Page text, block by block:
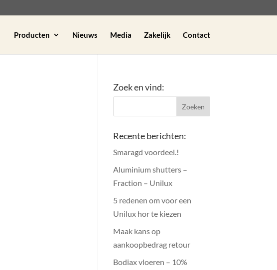
Producten Nieuws Media Zakelijk Contact
Zoek en vind:
Recente berichten:
Smaragd voordeel.!
Aluminium shutters –
Fraction – Unilux
5 redenen om voor een
Unilux hor te kiezen
Maak kans op
aankoopbedrag retour
Bodiax vloeren – 10%